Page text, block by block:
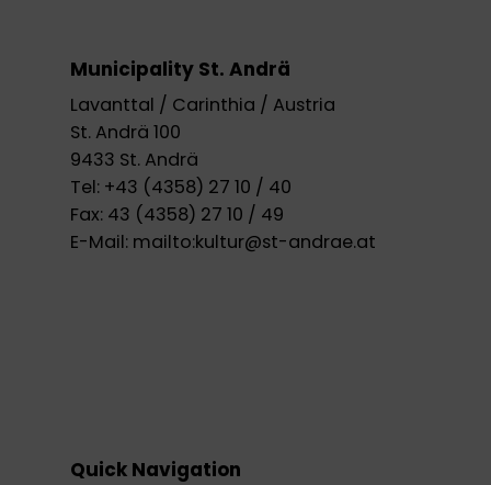
Municipality St. Andrä
Lavanttal / Carinthia / Austria
St. Andrä 100
9433 St. Andrä
Tel: +43 (4358) 27 10 / 40
Fax: 43 (4358) 27 10 / 49
E-Mail: mailto:kultur@st-andrae.at
Quick Navigation